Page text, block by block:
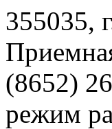
355035,
(8652)
режим